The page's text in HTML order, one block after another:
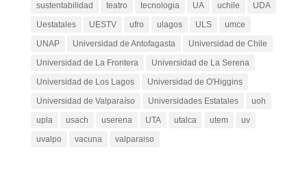
sustentabilidad
teatro tecnologia UA uchile
UDA
Uestatales
UESTV ufro ulagos ULS
umce
UNAP
Universidad de Antofagasta
Universidad de Chile
Universidad de La Frontera
Universidad de La Serena
Universidad de Los Lagos
Universidad de O'Higgins
Universidad de Valparaíso
Universidades Estatales
uoh
upla
usach userena UTA utalca utem
uv
uvalpo
vacuna valparaiso